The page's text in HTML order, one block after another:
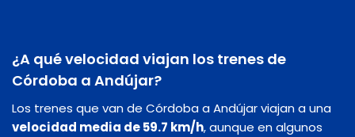
¿A qué velocidad viajan los trenes de
Córdoba a Andújar?
Los trenes que van de Córdoba a Andújar viajan a una
velocidad media de 59.7 km/h, aunque en algunos